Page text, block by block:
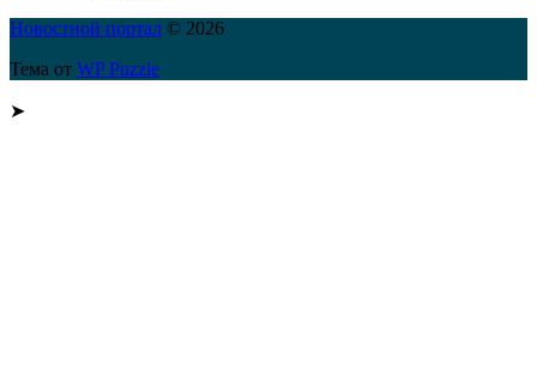
Новостной портал © 2026
Тема от WP Puzzle
➤